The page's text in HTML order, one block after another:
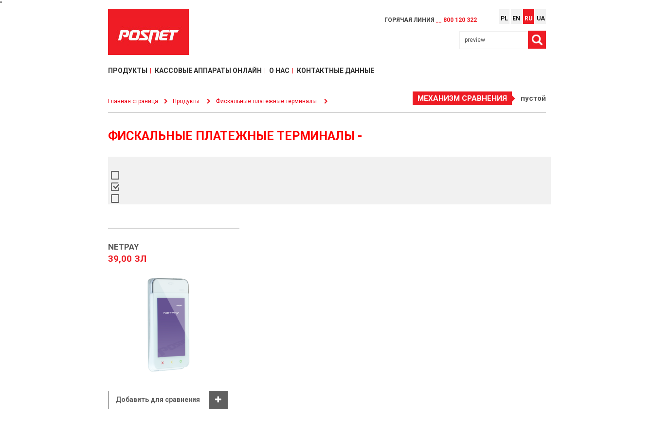
"
ГОРЯЧАЯ ЛИНИЯ __ 800 120 322 PL EN RU UA
ПРОДУКТЫ КАССОВЫЕ АППАРАТЫ ОНЛАЙН О НАС КОНТАКТНЫЕ ДАННЫЕ
Главная страница Продукты Фискальные платежные терминалы МЕХАНИЗМ СРАВНЕНИЯ пустой
ФИСКАЛЬНЫЕ ПЛАТЕЖНЫЕ ТЕРМИНАЛЫ -
NETPAY
39,00 ЗЛ
Добавить для сравнения